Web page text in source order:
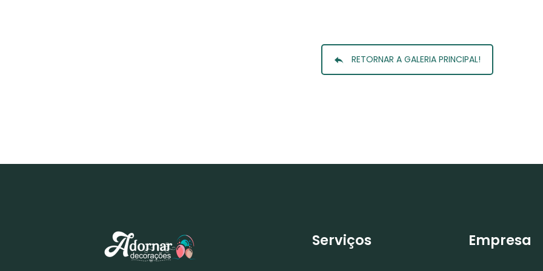
RETORNAR A GALERIA PRINCIPAL!
Serviços Empresa
SERVIÇOS
CONTATO